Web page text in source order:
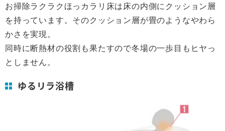
お掃除ラクラクほっカラリ床は床の内側にクッション層
を持っています。そのクッション層が畳のようなやわら
かさを実現。
同時に断熱材の役割も果たすので冬場の一歩目もヒヤっ
としません。
ゆるリラ浴槽